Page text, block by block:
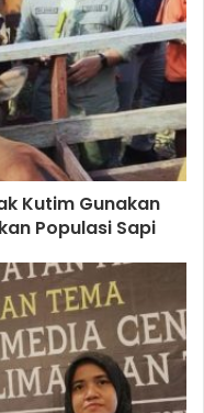
Kutim Gunakan
Populasi Sapi